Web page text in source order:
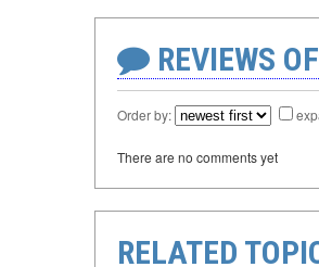
REVIEWS
Order by:
There are no comments yet
RELATED